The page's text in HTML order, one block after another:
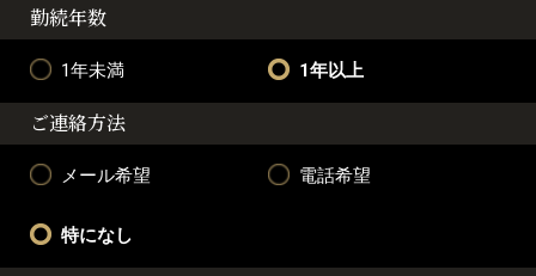
勤続年数
1年未満 1年以上
ご連絡方法
メール希望 電話希望
特になし